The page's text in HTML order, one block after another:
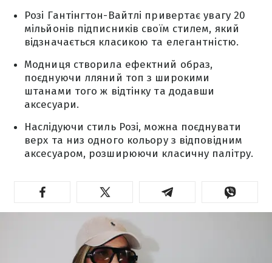
Розі Гантінгтон-Вайтлі привертає увагу 20
мільйонів підписників своїм стилем, який
відзначається класикою та елегантністю.
Модниця створила ефектний образ,
поєднуючи лляний топ з широкими
штанами того ж відтінку та додавши
аксесуари.
Наслідуючи стиль Розі, можна поєднувати
верх та низ одного кольору з відповідним
аксесуаром, розширюючи класичну палітру.